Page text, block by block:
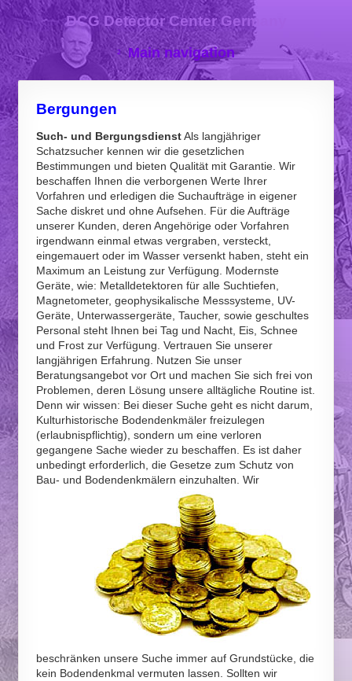
DCG Detector Center Germany
Main navigation
Bergungen
Such- und BergungsdienstAls langjähriger
Schatzsucher kennen wir die gesetzlichen
Bestimmungen und bieten Qualität mit Garantie. Wir
beschaffen Ihnen die verborgenen Werte Ihrer
Vorfahren und erledigen die Suchaufträge in eigener
Sache diskret und ohne Aufsehen. Für die Aufträge
unserer Kunden, deren Angehörige oder Vorfahren
irgendwann einmal etwas vergraben, versteckt,
eingemauert oder im Wasser versenkt haben, steht ein
Maximum an Leistung zur Verfügung. Modernste
Geräte, wie: Metalldetektoren für alle Suchtiefen,
Magnetometer, geophysikalische Messsysteme, UV-
Geräte, Unterwassergeräte, Taucher, sowie geschultes
Personal steht Ihnen bei Tag und Nacht, Eis, Schnee
und Frost zur Verfügung. Vertrauen Sie unserer
langjährigen Erfahrung. Nutzen Sie unser
Beratungsangebot vor Ort und machen Sie sich frei von
Problemen, deren Lösung unsere alltägliche Routine ist.
Denn wir wissen: Bei dieser Suche geht es nicht darum,
Kulturhistorische Bodendenkmäler freizulegen
(erlaubnispflichtig), sondern um eine verloren
gegangene Sache wieder zu beschaffen. Es ist daher
unbedingt erforderlich, die Gesetze zum Schutz von
Bau- und Bodendenkmälern einzuhalten.Wir
beschränken unsere Suche immer auf Grundstücke, die
kein Bodendenkmal vermuten lassen. Sollten wir